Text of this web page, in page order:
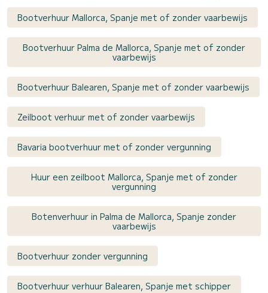
Bootverhuur Mallorca, Spanje met of zonder vaarbewijs
Bootverhuur Palma de Mallorca, Spanje met of zonder
vaarbewijs
Bootverhuur Balearen, Spanje met of zonder vaarbewijs
Zeilboot verhuur met of zonder vaarbewijs
Bavaria bootverhuur met of zonder vergunning
Huur een zeilboot Mallorca, Spanje met of zonder
vergunning
Botenverhuur in Palma de Mallorca, Spanje zonder
vaarbewijs
Bootverhuur zonder vergunning
Bootverhuur verhuur Balearen, Spanje met schipper